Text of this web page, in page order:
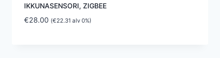
IKKUNASENSORI, ZIGBEE
€28.00 (€22.31 alv 0%)